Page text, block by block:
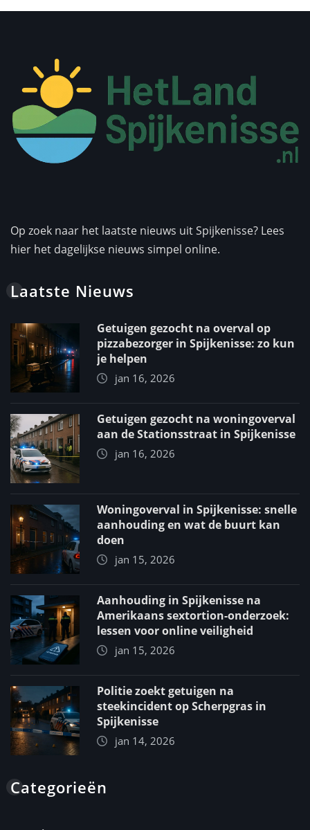
Op zoek naar het laatste nieuws uit Spijkenisse? Lees
hier het dagelijkse nieuws simpel online.
Laatste Nieuws
Getuigen gezocht na overval op
pizzabezorger in Spijkenisse: zo kun
je helpen
jan 16, 2026
Getuigen gezocht na woningoverval
aan de Stationsstraat in Spijkenisse
jan 16, 2026
Woningoverval in Spijkenisse: snelle
aanhouding en wat de buurt kan
doen
jan 15, 2026
Aanhouding in Spijkenisse na
Amerikaans sextortion-onderzoek:
lessen voor online veiligheid
jan 15, 2026
Politie zoekt getuigen na
steekincident op Scherpgras in
Spijkenisse
jan 14, 2026
Categorieën